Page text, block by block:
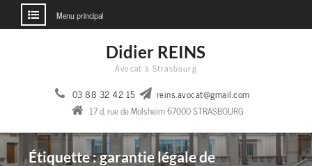
Menu principal
Didier REINS
Avocat à Strasbourg
03 88 32 42 15
reins.avocat@gmail.com
17 d, rue de Molsheim 67000 STRASBOURG
Étiquette :garantie légale de